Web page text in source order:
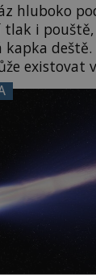
hluboko
i pouště,
kapka
existovat
objevují
života.
jednou